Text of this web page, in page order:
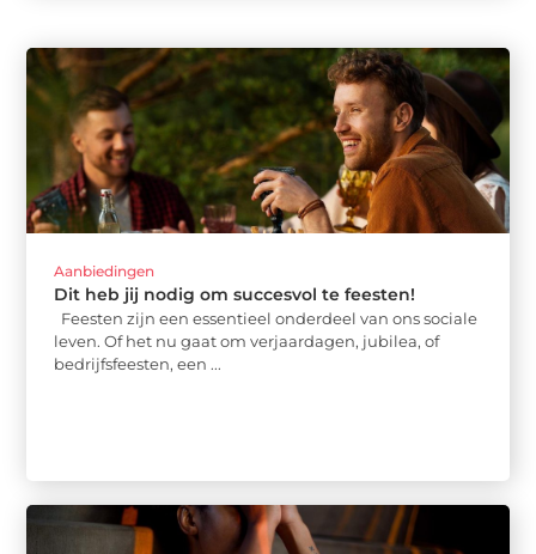
Aanbiedingen
Dit heb jij nodig om succesvol te feesten!
Feesten zijn een essentieel onderdeel van ons sociale
leven. Of het nu gaat om verjaardagen, jubilea, of
bedrijfsfeesten, een ...